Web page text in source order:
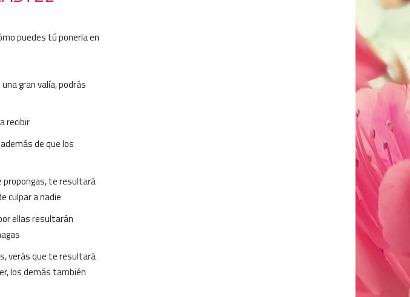
puedes tú ponerla en
gran valía, podrás
recibir
de que los
propongas, te resultará
culpar a nadie
ellas resultarán
verás que te resultará
los demás también